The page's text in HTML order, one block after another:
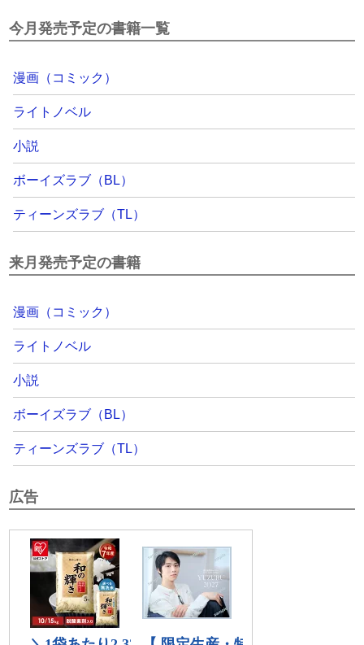
今月発売予定の書籍一覧
漫画（コミック）
ライトノベル
小説
ボーイズラブ（BL）
ティーンズラブ（TL）
来月発売予定の書籍
漫画（コミック）
ライトノベル
小説
ボーイズラブ（BL）
ティーンズラブ（TL）
広告